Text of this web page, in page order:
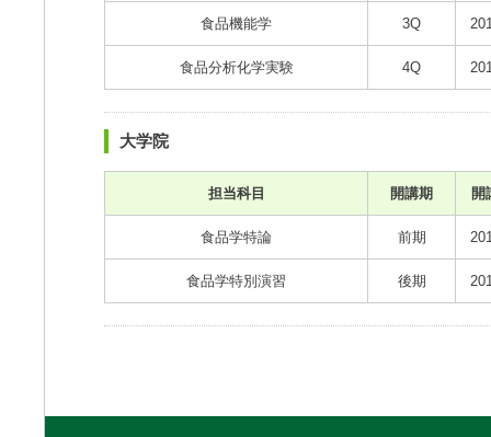
食品機能学 3Q
食品分析化学実験 4Q
大学院
担当科目 開講期 開
食品学特論 前期
食品学特別演習 後期